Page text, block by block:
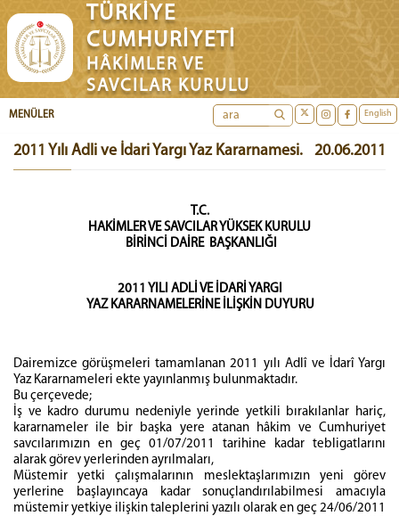
TÜRKİYE
CUMHURİYETİ
HÂKİMLER VE
SAVCILAR KURULU
English
MENÜLER
2011 Yılı Adli ve İdari Yargı Yaz Kararnamesi. 20.06.2011
T.C.
HAKİMLER VE SAVCILAR YÜKSEK KURULU
BİRİNCİ DAİRE BAŞKANLIĞI
2011 YILI ADLİ VE İDARİ YARGI
YAZ KARARNAMELERİNE İLİŞKİN DUYURU
Dairemizce görüşmeleri tamamlanan 2011 yılı Adlî ve İdarî Yargı
Yaz Kararnameleri ekte yayınlanmış bulunmaktadır.
Bu çerçevede;
İş ve kadro durumu nedeniyle yerinde yetkili bırakılanlar hariç,
kararnameler ile bir başka yere atanan hâkim ve Cumhuriyet
savcılarımızın en geç 01/07/2011 tarihine kadar tebligatlarını
alarak görev yerlerinden ayrılmaları,
Müstemir yetki çalışmalarının meslektaşlarımızın yeni görev
yerlerine başlayıncaya kadar sonuçlandırılabilmesi amacıyla
müstemir yetkiye ilişkin taleplerini yazılı olarak en geç 24/06/2011